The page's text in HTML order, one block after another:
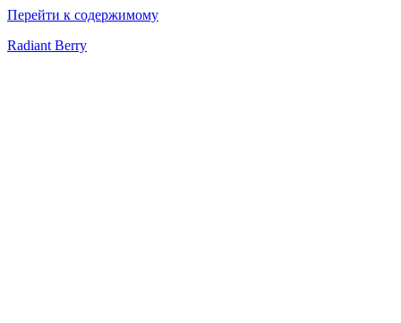
Перейти к содержимому
Radiant Berry